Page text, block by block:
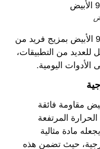
تتميز مادة بي في سي 90/100 الأبيض بمزيج فريد من
للعديد من التطبيقات،
الأدوات اليومية.
في سي 90/100 الأبيض مقاومة فائقة
المرتفعة
مادة مثالية
حيث تضمن هذه